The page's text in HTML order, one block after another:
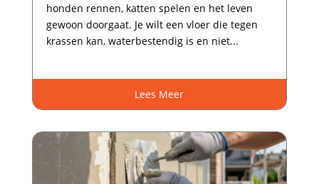
honden rennen, katten spelen en het leven
gewoon doorgaat.​ Je wilt een vloer die tegen
krassen kan, waterbestendig is en niet...
Lees Meer